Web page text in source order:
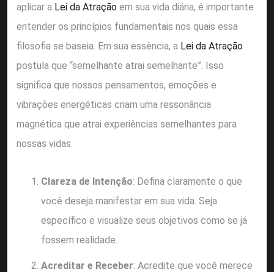
aplicar a Lei da Atração em sua vida diária, é importante
entender os princípios fundamentais nos quais essa
filosofia se baseia. Em sua essência, a Lei da Atração
postula que “semelhante atrai semelhante”. Isso
significa que nossos pensamentos, emoções e
vibrações energéticas criam uma ressonância
magnética que atrai experiências semelhantes para
nossas vidas.
Clareza de Intenção: Defina claramente o que
você deseja manifestar em sua vida. Seja
específico e visualize seus objetivos como se já
fossem realidade.
Acreditar e Receber: Acredite que você merece